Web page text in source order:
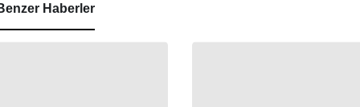
Haberler